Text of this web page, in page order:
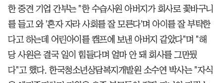
한 중견 기업 간부는 "한 수습사원 아버지가 회사로 꽃바구니
를 들고 와 '혼자 자라 사회를 잘 모른다'며 아이를 잘 부탁한
다고 하는데 어린아이를 캠프에 보낸 아버지 같았다"며 "해
당 사원은 결국 일이 힘들다며 얼마 안 돼 회사를 그만뒀
다"고 했다. 한국청소년상담복지개발원 소수연 박사는 "자식